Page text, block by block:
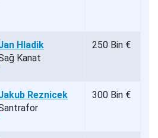
Hladik
Kanat
250 Bin €
Reznicek
300 Bin €